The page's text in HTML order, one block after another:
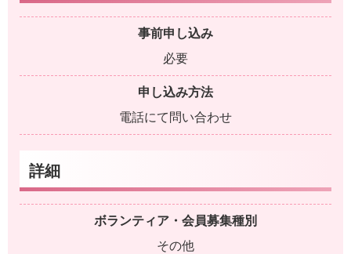
事前申し込み
必要
申し込み方法
電話にて問い合わせ
詳細
ボランティア・会員募集種別
その他